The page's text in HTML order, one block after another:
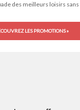
des meilleurs loisirs sans
LES PROMOTIONS »